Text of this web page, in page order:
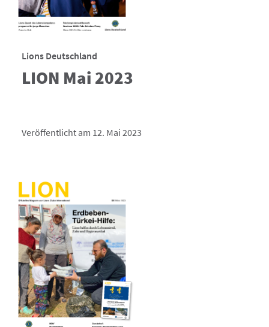
Lions Deutschland
LION Mai 2023
Veröffentlicht am 12. Mai 2023